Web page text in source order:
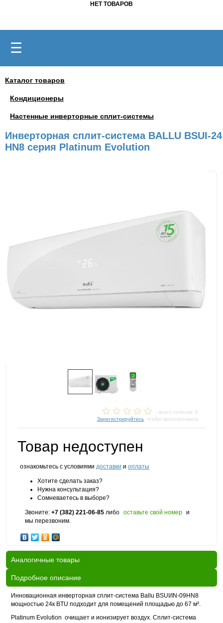
НЕТ ТОВАРОВ
☰
Каталог товаров
Кондиционеры
Настенные инверторные сплит-системы
Инверторная сплит-система BALLU BSUI-24
HN8 серия Platinum Evolution
- всего голосов: 0
Зарегистрируйтесь , чтобы проголосовать
Товар недоступен
ознакомьтесь с условиями доставки и оплаты
Хотите сделать заказ?
Нужна консультация?
Сомневаетесь в выборе?
Звоните: +7 (382) 221-06-85 либо оставьте свой номер и
мы перезвоним.
Аналогичные товары
Подробное описание
Инновационная инверторная сплит-система Ballu BSUI/IN-09HN8
мощностью 24к BTU подходит для помещений площадью до 67 м².
Platinum Evolution очищает и ионизирует воздух. Сплит-система